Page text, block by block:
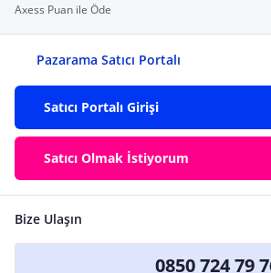
Axess Puan ile Öde
Pazarama Satıcı Portalı
Satıcı Portalı Girişi
Satıcı Olmak İstiyorum
Bize Ulaşın
0850 724 79